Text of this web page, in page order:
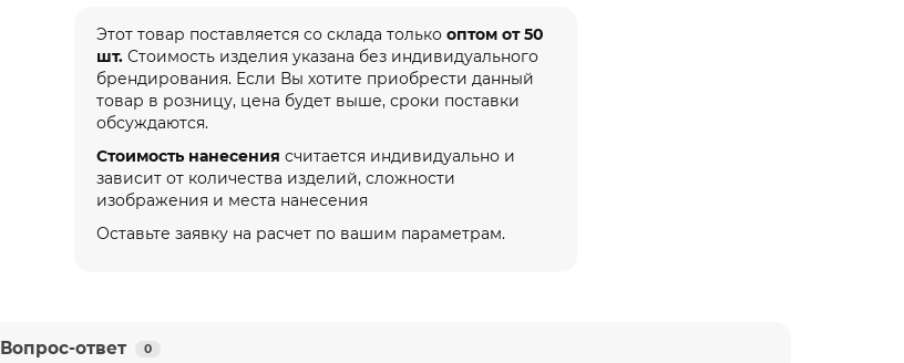
Этот товар поставляется со склада толькооптом от 50
шт. Стоимость изделия указана без индивидуального
брендирования. Если Вы хотите приобрести данный
товар в розницу, цена будет выше, сроки поставки
обсуждаются.
Стоимость нанесения считается индивидуально и
зависит от количества изделий, сложности
изображения и места нанесения
Оставьте заявку на расчет по вашим параметрам.
Вопрос-ответ 0